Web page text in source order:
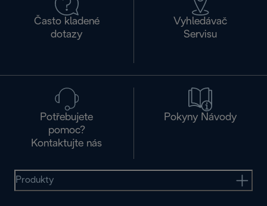
Často kladené
dotazy
Vyhledávač
Servisu
Potřebujete
pomoc?
Kontaktujte nás
Pokyny Návody
Produkty